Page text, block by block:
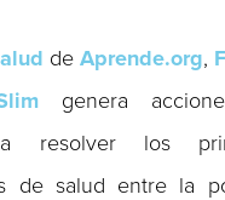
deAprende.org,
genera
resolver los
de salud entre la